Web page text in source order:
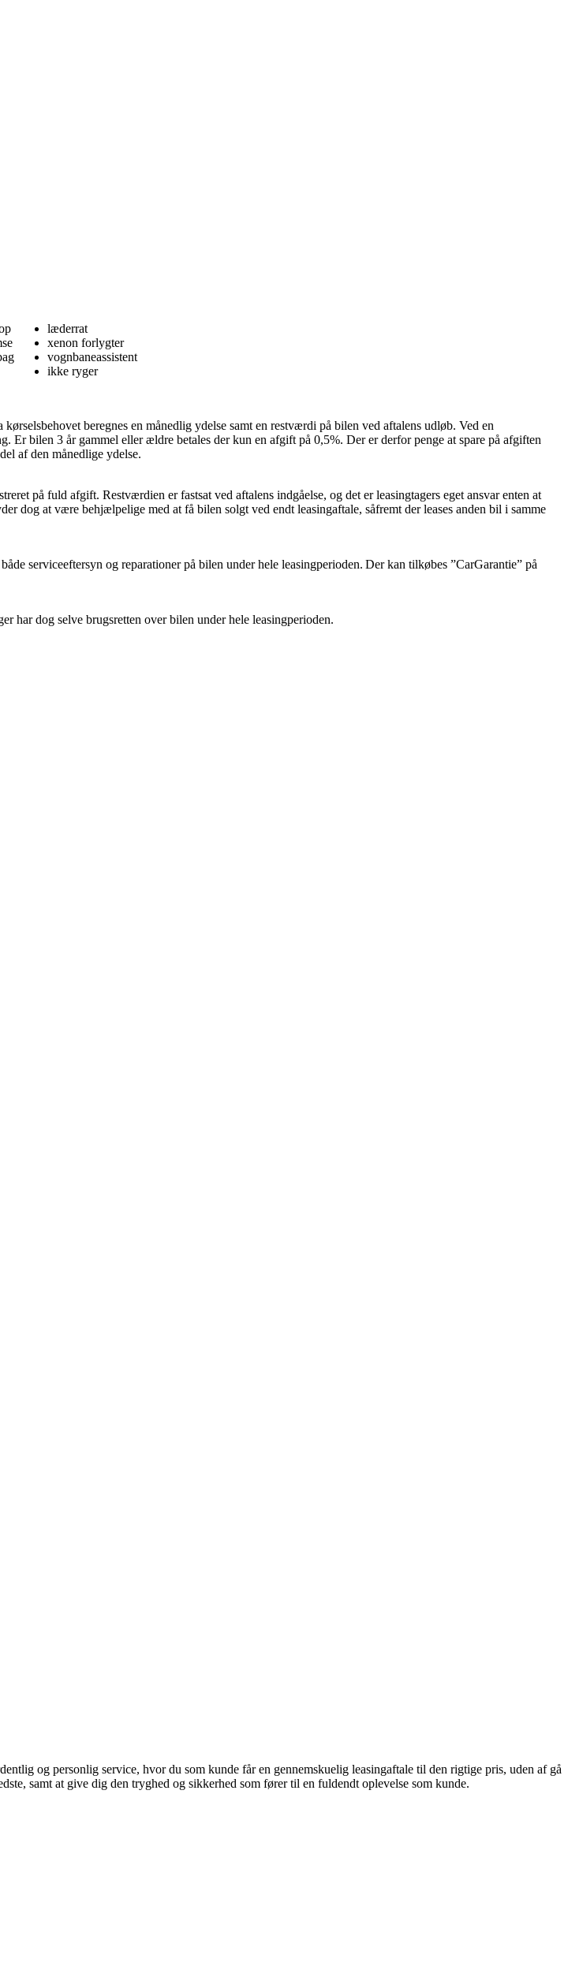
læderrat
xenon forlygter
vognbaneassistent
ikke ryger
beregnes en månedlig ydelse samt en restværdi på bilen ved aftalens udløb. Ved en
bilen 3 år gammel eller ældre betales der kun en afgift på 0,5%. Der er derfor penge at spare på afgiften
af den månedlige ydelse.
på fuld afgift. Restværdien er fastsat ved aftalens indgåelse, og det er leasingtagers eget ansvar enten at
dog at være behjælpelige med at få bilen solgt ved endt leasingaftale, såfremt der leases anden bil i samme
serviceeftersyn og reparationer på bilen under hele leasingperioden. Der kan tilkøbes ”CarGarantie” på
har dog selve brugsretten over bilen under hele leasingperioden.
og personlig service, hvor du som kunde får en gennemskuelig leasingaftale til den rigtige pris, uden af gå
samt at give dig den tryghed og sikkerhed som fører til en fuldendt oplevelse som kunde.